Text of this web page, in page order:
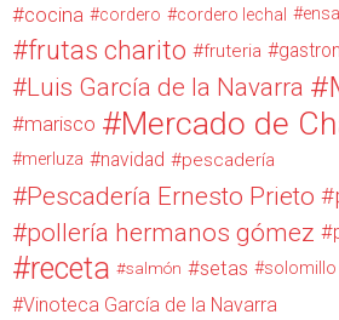
cocina cordero cordero lechal
frutas charito fruteria
Luis García de la Navarra
marisco Mercado de
merluza navidad pescadería
Pescadería Ernesto Prieto
pollería hermanos gómez
receta salmón setas solomillo
Vinoteca García de la Navarra